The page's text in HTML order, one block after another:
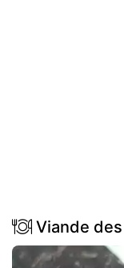
Viande